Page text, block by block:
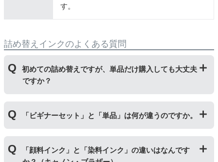
す。
詰め替えインクのよくある質問
初めての詰め替えですが、単品だけ購入しても大丈夫
ですか？
をご購入ください。ビギナーセットには説明書を同封し
ておりますのでご覧いただき、正しく作業を行ってくだ
さい。単品商品には、詰め替えに必要な道具や説明書な
どが入っておりません。
「ビギナーセット」と「単品」は何が違うのですか。
いています。「単品」には説明書や道具が付いておりま
「顔料インク」と「染料インク」の違いはなんです